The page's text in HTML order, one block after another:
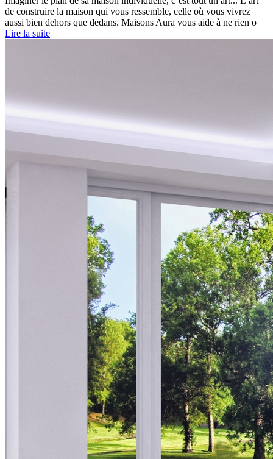
de construire la maison qui vous ressemble, celle où vous vivrez
aussi bien dehors que dedans. Maisons Aura vous aide à ne rien o
Lire la suite